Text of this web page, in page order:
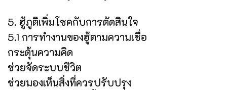
5. ฮู้ภูติเพิ่มโชคกับการตัดสินใจ
5.1 การทำงานของฮู้ตามความเชื่อ
กระตุ้นความคิด
ช่วยจัดระบบชีวิต
ช่วยมองเห็นสิ่งที่ควรปรับปรุง